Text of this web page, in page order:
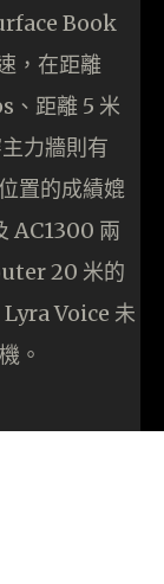
Book
，在距離
、距離 5 米
力牆則有
置的成績媲
AC1300 兩
20 米的
Voice 未
。